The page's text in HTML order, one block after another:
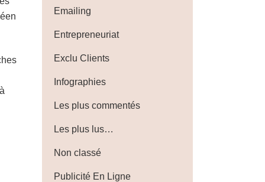
Emailing
Entrepreneuriat
Exclu Clients
Infographies
Les plus commentés
Les plus lus…
Non classé
Publicité En Ligne